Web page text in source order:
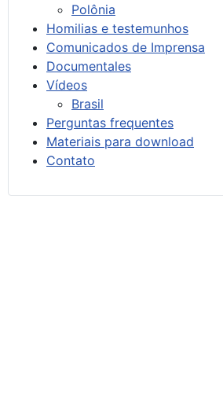
Polônia
Homilias e testemunhos
Comunicados de Imprensa
Documentales
Vídeos
Brasil
Perguntas frequentes
Materiais para download
Contato